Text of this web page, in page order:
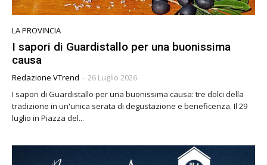
LA PROVINCIA
I sapori di Guardistallo per una buonissima
causa
Redazione VTrend - 26 Luglio 2026
I sapori di Guardistallo per una buonissima causa: tre dolci della
tradizione in un'unica serata di degustazione e beneficenza. Il 29
luglio in Piazza del...